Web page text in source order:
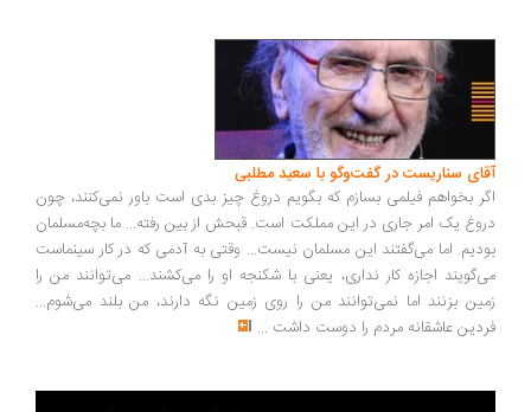
سناریست در گفت‌وگو با سعید مطلبی
بخواهم فیلمی بسازم که بگویم دروغ چیز بدی است باور نمی‌کنند، چون
یک امر جاری در این مملکت است. قبحش از بین رفته... ما بچه‌مسلمان
اما می‌گفتند این مسلمان نیست... وقتی به آدمی که در کار سینماست
اجازه کار نداری، یعنی با شکنجه او را می‌کشند... می‌توانند من را
بزنند اما نمی‌توانند من را روی زمین نگه دارند، من بلند می‌شوم...
عاشقانه مردم را دوست داشت ...